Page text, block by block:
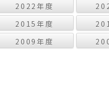
2022年度
2015年度
2009年度